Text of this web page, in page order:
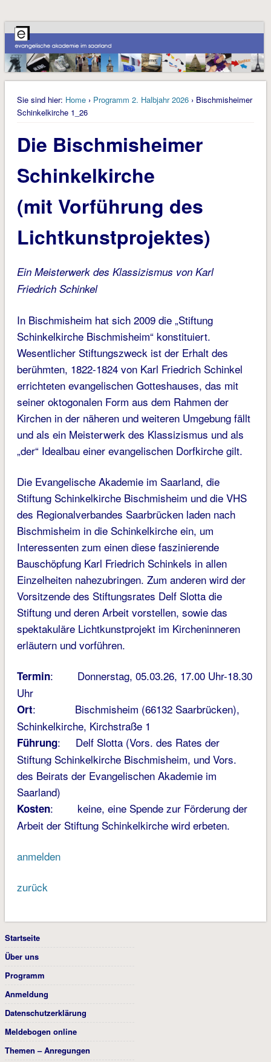
Sie sind hier: Home› Programm 2. Halbjahr 2026› Bischmisheimer
Schinkelkirche 1_26
Die Bischmisheimer
Schinkelkirche
(mit Vorführung des
Lichtkunstprojektes)
Ein Meisterwerk des Klassizismus von Karl
Friedrich Schinkel
In Bischmisheim hat sich 2009 die „Stiftung
Schinkelkirche Bischmisheim“ konstituiert.
Wesentlicher Stiftungszweck ist der Erhalt des
berühmten, 1822-1824 von Karl Friedrich Schinkel
errichteten evangelischen Gotteshauses, das mit
seiner oktogonalen Form aus dem Rahmen der
Kirchen in der näheren und weiteren Umgebung fällt
und als ein Meisterwerk des Klassizismus und als
„der“ Idealbau einer evangelischen Dorfkirche gilt.
Die Evangelische Akademie im Saarland, die
Stiftung Schinkelkirche Bischmisheim und die VHS
des Regionalverbandes Saarbrücken laden nach
Bischmisheim in die Schinkelkirche ein, um
Interessenten zum einen diese faszinierende
Bauschöpfung Karl Friedrich Schinkels in allen
Einzelheiten nahezubringen. Zum anderen wird der
Vorsitzende des Stiftungsrates Delf Slotta die
Stiftung und deren Arbeit vorstellen, sowie das
spektakuläre Lichtkunstprojekt im Kircheninneren
erläutern und vorführen.
Termin: Donnerstag, 05.03.26, 17.00 Uhr-18.30
Uhr
Ort: Bischmisheim (66132 Saarbrücken),
Schinkelkirche, Kirchstraße 1
Führung: Delf Slotta (Vors. des Rates der
Stiftung Schinkelkirche Bischmisheim, und Vors.
des Beirats der Evangelischen Akademie im
Saarland)
Kosten: keine, eine Spende zur Förderung der
Arbeit der Stiftung Schinkelkirche wird erbeten.
anmelden
zurück
Startseite
Über uns
Programm
Anmeldung
Datenschutzerklärung
Meldebogen online
Themen – Anregungen